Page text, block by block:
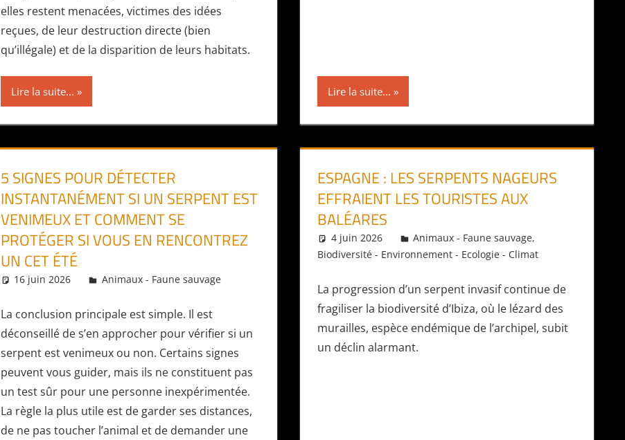
elles restent menacées, victimes des idées
reçues, de leur destruction directe (bien
qu’illégale) et de la disparition de leurs habitats.
Lire la suite... Lire la suite...
5 SIGNES POUR DÉTECTER
INSTANTANÉMENT SI UN SERPENT EST
VENIMEUX ET COMMENT SE
PROTÉGER SI VOUS EN RENCONTREZ
UN CET ÉTÉ
16 juin 2026 Daniel
Animaux - Faune sauvage
La conclusion principale est simple. Il est
déconseillé de s’en approcher pour vérifier si un
serpent est venimeux ou non. Certains signes
peuvent vous guider, mais ils ne constituent pas
un test sûr pour une personne inexpérimentée.
La règle la plus utile est de garder ses distances,
de ne pas toucher l’animal et de demander une
ESPAGNE : LES SERPENTS NAGEURS
EFFRAIENT LES TOURISTES AUX
BALÉARES
4 juin 2026 Daniel
Animaux - Faune sauvage,
Biodiversité - Environnement - Ecologie - Climat
La progression d’un serpent invasif continue de
fragiliser la biodiversité d’Ibiza, où le lézard des
murailles, espèce endémique de l’archipel, subit
un déclin alarmant.